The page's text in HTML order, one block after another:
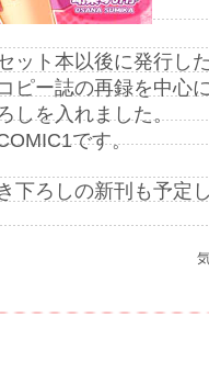
ット本以後に発行し
ピー誌の再録を中心
しを入れました。
です。
下ろしの新刊も予定